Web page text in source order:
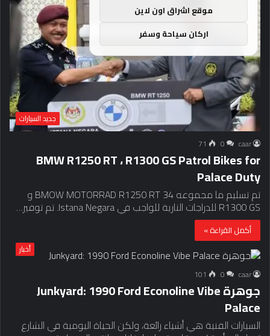
جديد السيارات
caar
0
71
BMW R1250 RT ، R1300 GS Patrol Bikes for
Palace Duty
تم تسليم ما مجموعه 34 BMOW MOTORRAD R1250 RT و
R1300 GS للدراجات النارية للواجب في Istana Negara. تم توفير…
أكمل القراءة »
أخبار
caar
0
101
جوهرة Junkyard: 1990 Ford Econoline Vibe
Palace
السيارات الفنية هي أشياء رائعة، ولكن الحياة اليومية في الشارع
موقع اشراق اون لاين
اركان سياحة وسفر